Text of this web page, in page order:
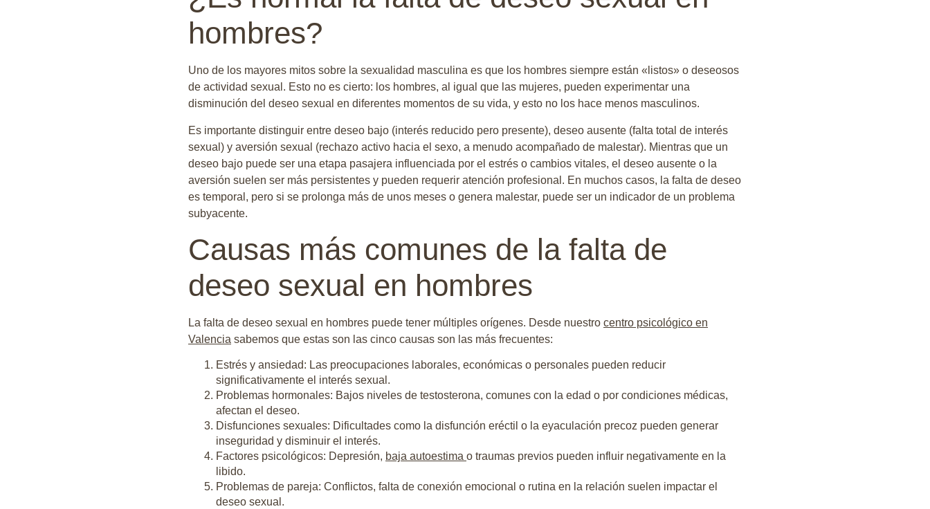
hombres?
Uno de los mayores mitos sobre la sexualidad masculina es que los hombres siempre están «listos» o deseosos
de actividad sexual. Esto no es cierto: los hombres, al igual que las mujeres, pueden experimentar una
disminución del deseo sexual en diferentes momentos de su vida, y esto no los hace menos masculinos.
Es importante distinguir entre deseo bajo (interés reducido pero presente), deseo ausente (falta total de interés
sexual) y aversión sexual (rechazo activo hacia el sexo, a menudo acompañado de malestar). Mientras que un
deseo bajo puede ser una etapa pasajera influenciada por el estrés o cambios vitales, el deseo ausente o la
aversión suelen ser más persistentes y pueden requerir atención profesional. En muchos casos, la falta de deseo
es temporal, pero si se prolonga más de unos meses o genera malestar, puede ser un indicador de un problema
subyacente.
Causas más comunes de la falta de
deseo sexual en hombres
La falta de deseo sexual en hombres puede tener múltiples orígenes. Desde nuestro centro psicológico en
Valencia sabemos que estas son las cinco causas son las más frecuentes:
Estrés y ansiedad: Las preocupaciones laborales, económicas o personales pueden reducir
significativamente el interés sexual.
Problemas hormonales: Bajos niveles de testosterona, comunes con la edad o por condiciones médicas,
afectan el deseo.
Disfunciones sexuales: Dificultades como la disfunción eréctil o la eyaculación precoz pueden generar
inseguridad y disminuir el interés.
Factores psicológicos: Depresión, baja autoestima o traumas previos pueden influir negativamente en la
libido.
Problemas de pareja: Conflictos, falta de conexión emocional o rutina en la relación suelen impactar el
deseo sexual.